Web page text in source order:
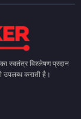
स्वतंत्र विश्लेषण प्रदान
उपलब्ध कराती है।